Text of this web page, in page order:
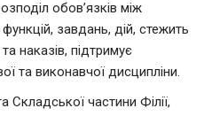
обов’язків між
функцій, завдань, дій, стежить
наказів, підтримує
та виконавчої дисципліни.
частини Філії,